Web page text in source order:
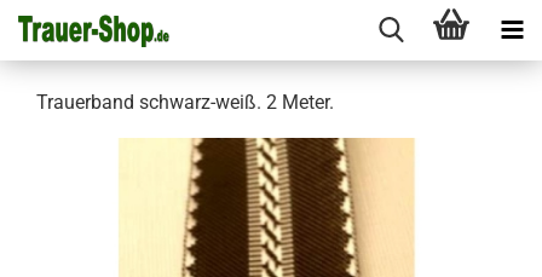
Trauerband schwarz-weiß. 2 Meter.